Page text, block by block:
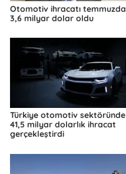
Otomotiv ihracatı temmuzda
3,6 milyar dolar oldu
Türkiye otomotiv sektöründe
41,5 milyar dolarlık ihracat
gerçekleştirdi